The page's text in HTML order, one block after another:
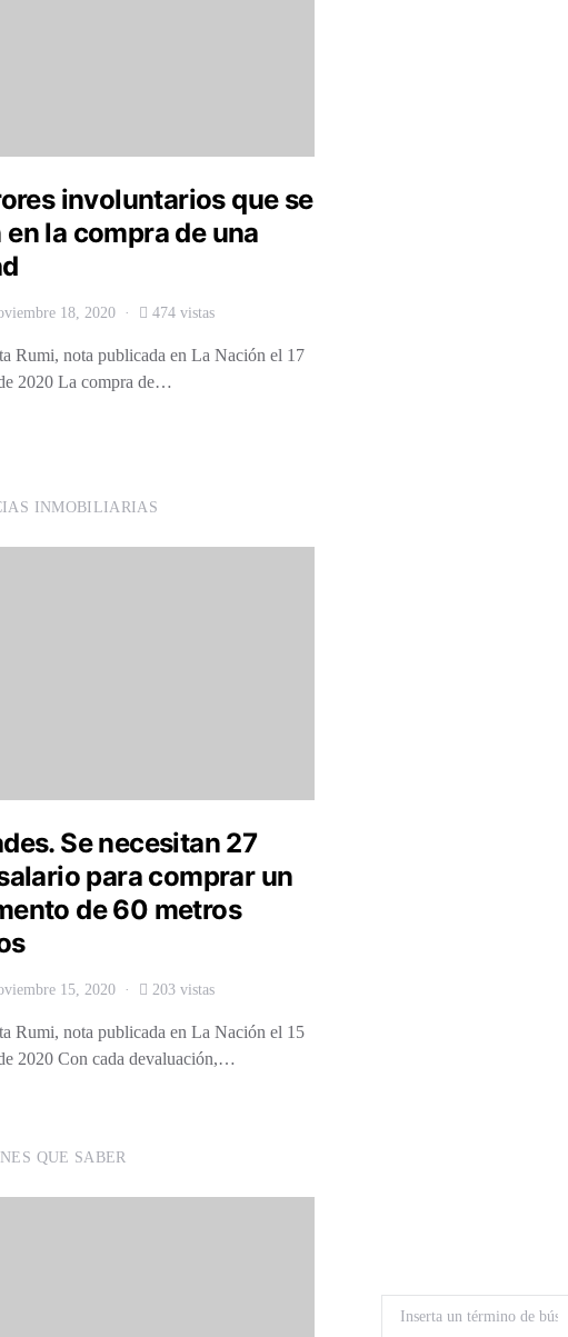
involuntarios que se
la compra de una
18, 2020 474 vistas
Rumi, nota publicada en La Nación el 17
2020 La compra de…
INMOBILIARIAS
Se necesitan 27
para comprar un
de 60 metros
15, 2020 203 vistas
Rumi, nota publicada en La Nación el 15
2020 Con cada devaluación,…
QUE SABER